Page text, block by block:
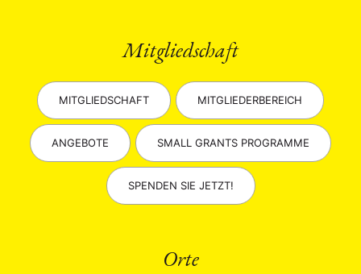
Mitgliedschaft
MITGLIEDSCHAFT MITGLIEDERBEREICH
ANGEBOTE SMALL GRANTS PROGRAMME
SPENDEN SIE JETZT!
Orte